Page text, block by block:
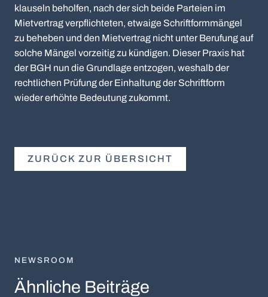
klauseln beholfen, nach der sich beide Parteien im
Mietvertrag verpflichteten, etwaige Schriftformmängel
zu beheben und den Mietvertrag nicht unter Berufung auf
solche Mängel vorzeitig zu kündigen. Dieser Praxis hat
der BGH nun die Grundlage entzogen, weshalb der
rechtlichen Prüfung der Einhaltung der Schriftform
wieder erhöhte Bedeutung zukommt.
ZURÜCK ZUR ÜBERSICHT
NEWSROOM
Ähnliche Beiträge